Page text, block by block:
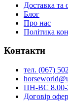
Доставка та
Блог
Про нас
Політика
Контакти
тел. (067)
ПН-ВС 8.00-
Договір